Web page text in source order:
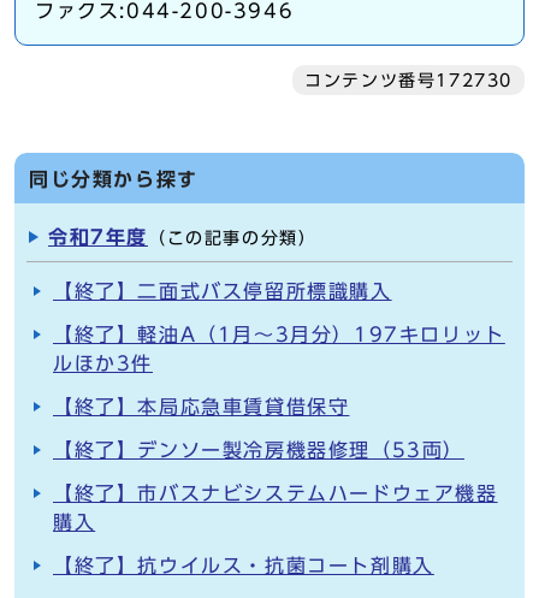
ファクス:044-200-3946
コンテンツ番号172730
同じ分類から探す
令和7年度 （この記事の分類）
【終了】二面式バス停留所標識購入
【終了】軽油A（1月～3月分）197キロリット
ルほか3件
【終了】本局応急車賃貸借保守
【終了】デンソー製冷房機器修理（53両）
【終了】市バスナビシステムハードウェア機器
購入
【終了】抗ウイルス・抗菌コート剤購入